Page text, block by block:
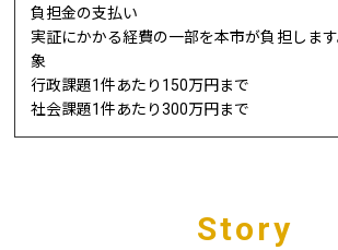
負担金の支払い
実証にかかる経費の一部を本市が負担しま
象
行政課題1件あたり150万円まで
社会課題1件あたり300万円まで
Story